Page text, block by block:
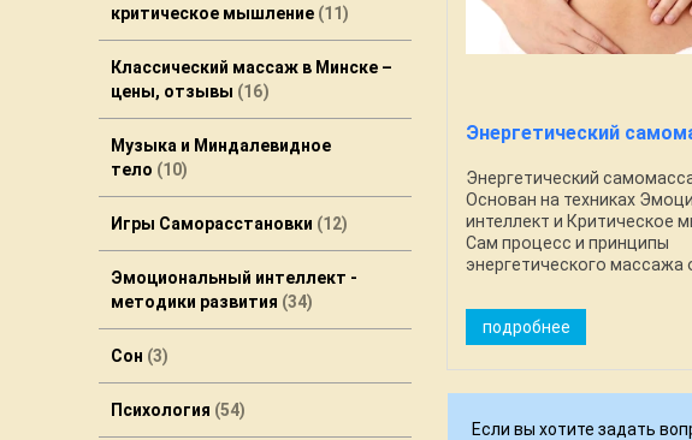
критическое мышление 11
Классический массаж в Минске –
цены, отзывы
16
Музыка и Миндалевидное
тело
10
Игры Саморасстановки 12
Эмоциональный интеллект -
методики развития 34
Сон 3
Психология 54
Энергетический
Энергетический
Основан на техниках
интеллект и Критическое
Сам процесс и принципы
энергетического массажа
САМОМАССАЖУ Лягте на
любую удобную
выше ...
подробнее
Если вы хотите задать